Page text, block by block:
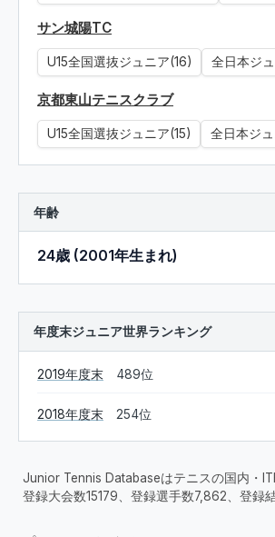
サン城陽TC
U15全国選抜ジュニア(16) 全日本ジ
京都東山テニスクラブ
U15全国選抜ジュニア(15) 全日本ジ
年齢
24歳 (2001年生まれ)
年度末ジュニア世界ランキング
2019年度末 489位
2018年度末 254位
Junior Tennis Databaseはテニスの国内・
登録大会数15179、登録選手数7,862、登録